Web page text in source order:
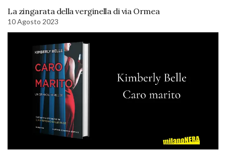
La zingarata della verginella di via Ormea
10 Agosto 2023